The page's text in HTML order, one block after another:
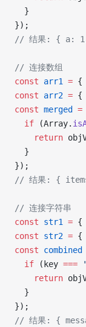
  }
});
// 结果: { a:
// 连接数组
const arr1 = {
const arr2 = {
const merged =
  if
(Array.
    return
  }
});
// 结果: {
// 连接字符串
const str1 = {
const str2 = {
const combined
  if
(key ===
    return
  }
});
// 结果: {